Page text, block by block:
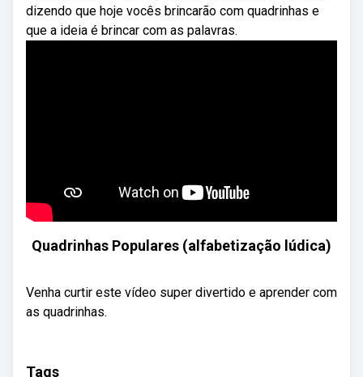
dizendo que hoje vocês brincarão com quadrinhas e
que a ideia é brincar com as palavras.
Quadrinhas Populares (alfabetização lúdica)
Venha curtir este vídeo super divertido e aprender com
as quadrinhas.
Tags